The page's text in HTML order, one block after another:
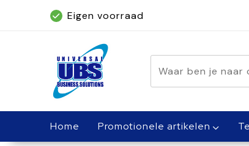
Eigen voorraad
Geleverd binnen 5 dagen, met
Home Promotionele artikelen